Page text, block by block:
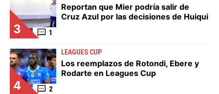
3 1
Reportan que Mier podría salir de
Cruz Azul por las decisiones de Huiqui
4 2
LEAGUES CUP
Los reemplazos de Rotondi, Ebere y
Rodarte en Leagues Cup